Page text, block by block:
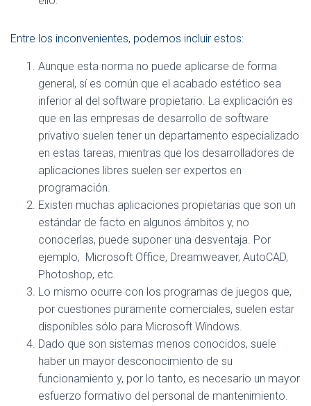
Entre los inconvenientes, podemos incluir estos:
Aunque esta norma no puede aplicarse de forma
general, sí es común que el acabado estético sea
inferior al del software propietario. La explicación es
que en las empresas de desarrollo de software
privativo suelen tener un departamento especializado
en estas tareas, mientras que los desarrolladores de
aplicaciones libres suelen ser expertos en
programación.
Existen muchas aplicaciones propietarias que son un
estándar de facto en algunos ámbitos y, no
conocerlas, puede suponer una desventaja. Por
ejemplo, Microsoft Office, Dreamweaver, AutoCAD,
Photoshop, etc.
Lo mismo ocurre con los programas de juegos que,
por cuestiones puramente comerciales, suelen estar
disponibles sólo para Microsoft Windows.
Dado que son sistemas menos conocidos, suele
haber un mayor desconocimiento de su
funcionamiento y, por lo tanto, es necesario un mayor
esfuerzo formativo del personal de mantenimiento.